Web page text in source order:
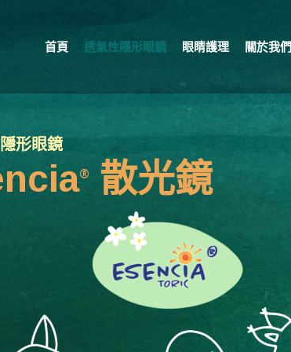
首頁 透氣性隱形眼鏡 眼睛護理 關於我們
形眼鏡
® 散光鏡